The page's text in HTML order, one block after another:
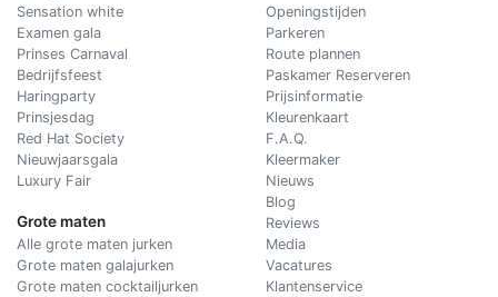
Sensation white
Examen gala
Prinses Carnaval
Bedrijfsfeest
Haringparty
Prinsjesdag
Red Hat Society
Nieuwjaarsgala
Luxury Fair
Grote maten
Alle grote maten jurken
Grote maten galajurken
Grote maten cocktailjurken
Openingstijden
Parkeren
Route plannen
Paskamer Reserveren
Prijsinformatie
Kleurenkaart
F.A.Q.
Kleermaker
Nieuws
Blog
Reviews
Media
Vacatures
Klantenservice